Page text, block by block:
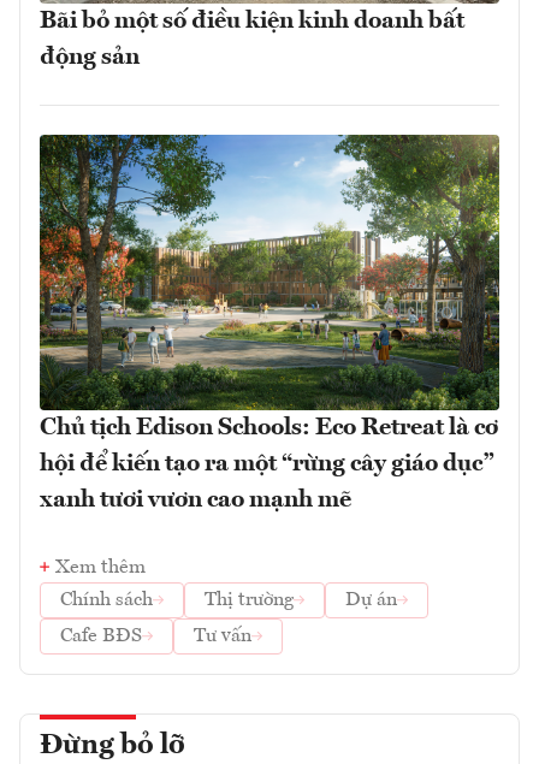
Bãi bỏ một số điều kiện kinh doanh bất
động sản
Chủ tịch Edison Schools: Eco Retreat là cơ
hội để kiến tạo ra một “rừng cây giáo dục”
xanh tươi vươn cao mạnh mẽ
Xem thêm
Chính sách
Thị trường
Dự án
Cafe BĐS
Tư vấn
Đừng bỏ lỡ